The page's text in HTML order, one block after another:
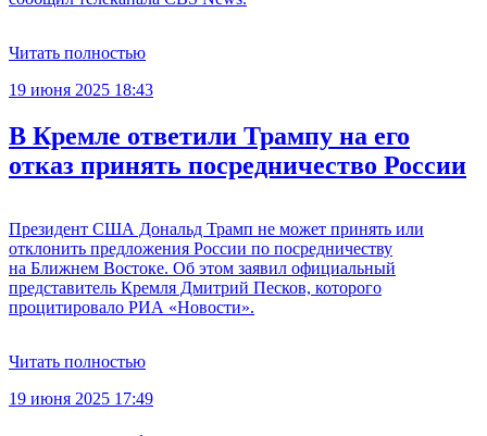
Читать полностью
19 июня 2025 18:43
В Кремле ответили Трампу на его
отказ принять посредничество России
Президент США Дональд Трамп не может принять или
отклонить предложения России по посредничеству
на Ближнем Востоке. Об этом заявил официальный
представитель Кремля Дмитрий Песков, которого
процитировало РИА «Новости».
Читать полностью
19 июня 2025 17:49